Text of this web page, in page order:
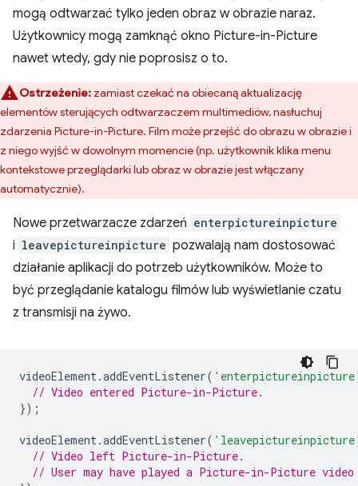
mogą odtwarzać tylko jeden obraz w obrazie naraz.
Użytkownicy mogą zamknąć okno Picture-in-Picture
nawet wtedy, gdy nie poprosisz o to.
Ostrzeżenie: zamiast czekać na obiecaną aktualizację
elementów sterujących odtwarzaczem multimediów, nasłuchuj
zdarzenia Picture-in-Picture. Film może przejść do obrazu w obrazie i
z niego wyjść w dowolnym momencie (np. użytkownik klika menu
kontekstowe przeglądarki lub obraz w obrazie jest włączany
automatycznie).
Nowe przetwarzacze zdarzeń enterpictureinpicture
i leavepictureinpicture pozwalają nam dostosować
działanie aplikacji do potrzeb użytkowników. Może to
być przeglądanie katalogu filmów lub wyświetlanie czatu
z transmisji na żywo.
videoElement.addEventListener(
// Video entered Picture-in-Picture.
});
videoElement.addEventListener(
// Video left Picture-in-Picture.
// User may have played a Picture-in-Picture